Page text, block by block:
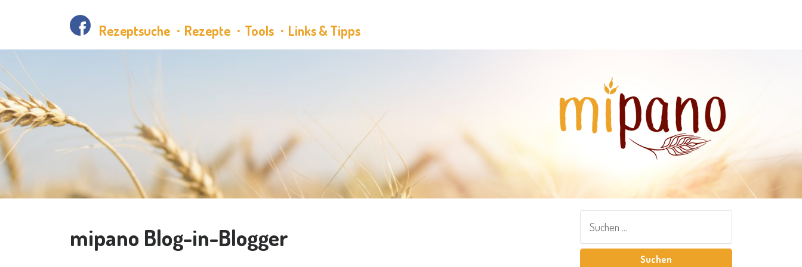
Rezeptsuche Rezepte Tools Links & Tipps
mipano Blog-in-Blogger
nach: